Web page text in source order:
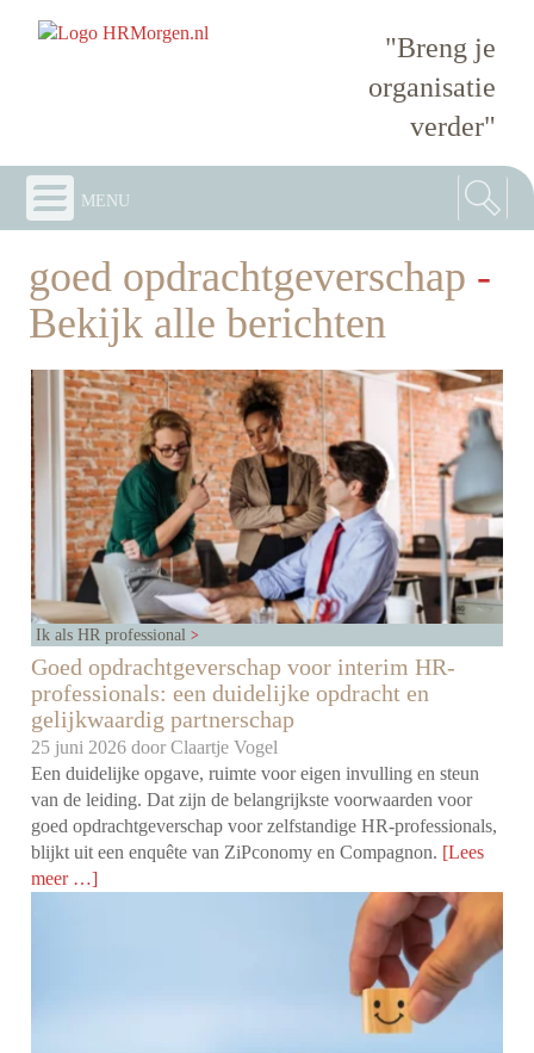
"Breng je
organisatie
verder"
menu
goed opdrachtgeverschap -
Bekijk alle berichten
Ik als HR professional
Goed opdrachtgeverschap voor interim HR-
professionals: een duidelijke opdracht en
gelijkwaardig partnerschap
25 juni 2026 doorClaartje Vogel
Een duidelijke opgave, ruimte voor eigen invulling en steun
van de leiding. Dat zijn de belangrijkste voorwaarden voor
goed opdrachtgeverschap voor zelfstandige HR-professionals,
blijkt uit een enquête van ZiPconomy en Compagnon. [Lees
meer …]